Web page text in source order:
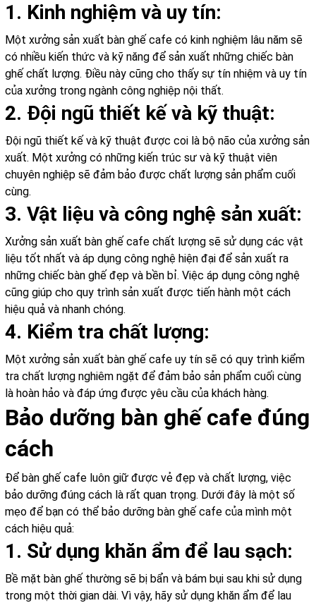
1. Kinh nghiệm và uy tín:
Một xưởng sản xuất bàn ghế cafe có kinh nghiệm lâu năm sẽ
có nhiều kiến thức và kỹ năng để sản xuất những chiếc bàn
ghế chất lượng. Điều này cũng cho thấy sự tín nhiệm và uy tín
của xưởng trong ngành công nghiệp nội thất.
2. Đội ngũ thiết kế và kỹ thuật:
Đội ngũ thiết kế và kỹ thuật được coi là bộ não của xưởng sản
xuất. Một xưởng có những kiến trúc sư và kỹ thuật viên
chuyên nghiệp sẽ đảm bảo được chất lượng sản phẩm cuối
cùng.
3. Vật liệu và công nghệ sản xuất:
Xưởng sản xuất bàn ghế cafe chất lượng sẽ sử dụng các vật
liệu tốt nhất và áp dụng công nghệ hiện đại để sản xuất ra
những chiếc bàn ghế đẹp và bền bỉ. Việc áp dụng công nghệ
cũng giúp cho quy trình sản xuất được tiến hành một cách
hiệu quả và nhanh chóng.
4. Kiểm tra chất lượng:
Một xưởng sản xuất bàn ghế cafe uy tín sẽ có quy trình kiểm
tra chất lượng nghiêm ngặt để đảm bảo sản phẩm cuối cùng
là hoàn hảo và đáp ứng được yêu cầu của khách hàng.
Bảo dưỡng bàn ghế cafe đúng
cách
Để bàn ghế cafe luôn giữ được vẻ đẹp và chất lượng, việc
bảo dưỡng đúng cách là rất quan trọng. Dưới đây là một số
mẹo để bạn có thể bảo dưỡng bàn ghế cafe của mình một
cách hiệu quả:
1. Sử dụng khăn ẩm để lau sạch:
Bề mặt bàn ghế thường sẽ bị bẩn và bám bụi sau khi sử dụng
trong một thời gian dài. Vì vậy, hãy sử dụng khăn ẩm để lau